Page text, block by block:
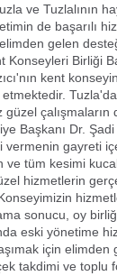
ve Tuzlalının
de başarılı
gelen
Konseyleri Birliği
kent
çalışmaların
Başkanı Dr.
vermenin gayreti
ve tüm kesimi
hizmetlerin
sonucu, oy
eski yönetime
için
takdimi ve toplu